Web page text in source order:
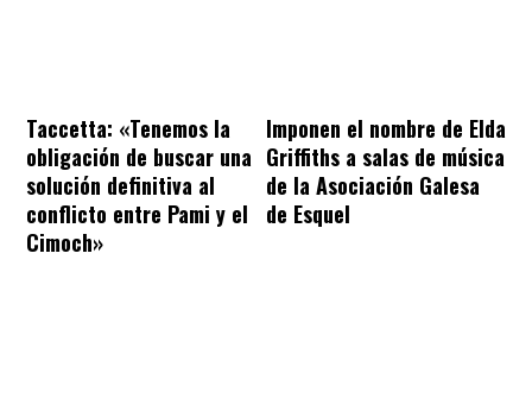
Taccetta: «Tenemos la
obligación de buscar una
solución definitiva al
conflicto entre Pami y el
Cimoch»
Imponen el nombre de Elda
Griffiths a salas de música
de la Asociación Galesa
de Esquel